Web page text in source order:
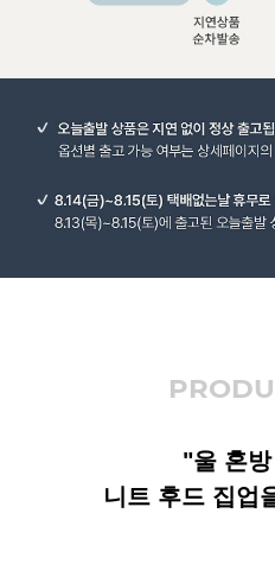
"울 혼방
니트 후드 집업